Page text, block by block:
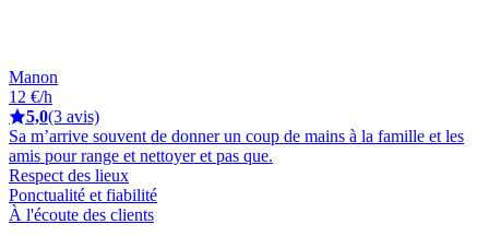
Manon
12 €/h
5,0(3 avis)
Sa m’arrive souvent de donner un coup de mains à la famille et les
amis pour range et nettoyer et pas que.
Respect des lieux
Ponctualité et fiabilité
À l'écoute des clients